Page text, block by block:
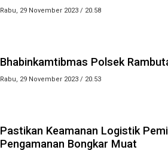
Rabu, 29 November 2023 / 20.58
Bhabinkamtibmas Polsek
Rabu, 29 November 2023 / 20.53
Pastikan Keamanan Logistik
Pengamanan Bongkar Muat